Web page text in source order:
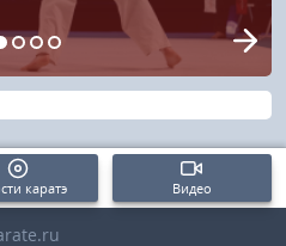
каратэ Видео